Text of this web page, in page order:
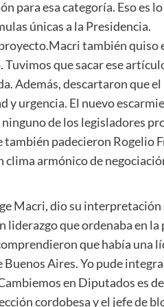
para esa categoría. Eso es
únicas a la Presidencia.
también
que sacar ese
Además, descartaron que
y urgencia. El nuevo
de los legisladores
padecieron Rogelio
armónico de
Macri, dio su interpretación
liderazgo que ordenaba en
que había una
Aires. Yo pude
en Diputados es
cordobesa y el jefe de